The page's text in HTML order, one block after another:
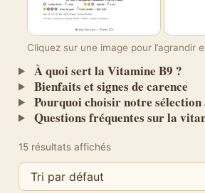
Cliquez sur une image pour l’agrandir
À quoi sert la Vitamine B9 ?
Bienfaits et signes de carence
Pourquoi choisir notre sélection
Questions fréquentes sur la
15 résultats affichés